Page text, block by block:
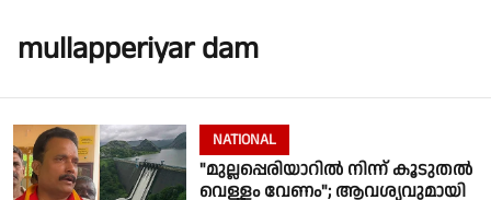
mullapperiyar dam
NATIONAL
"മുല്ലപ്പെരിയാറിൽ നിന്ന് കൂടുതൽ
വെള്ളം വേണം"; ആവശ്യവുമായി